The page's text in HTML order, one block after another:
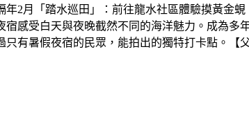
2月「踏水巡田」：前往龍水社區體驗摸黃金蜆
感受白天與夜晚截然不同的海洋魅力。成為多
有暑假夜宿的民眾，能拍出的獨特打卡點。【